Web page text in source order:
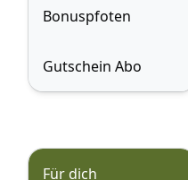
Bonuspfoten
Gutschein Abo
Für dich